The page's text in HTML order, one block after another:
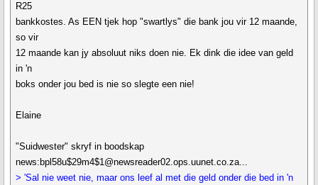
R25
bankkostes. As EEN tjek hop "swartlys" die bank jou vir 12 maande,
so vir
12 maande kan jy absoluut niks doen nie. Ek dink die idee van geld
in 'n
boks onder jou bed is nie so slegte een nie!
Elaine
"Suidwester" skryf in boodskap
news:bpl58u$29m4$1@newsreader02.ops.uunet.co.za...
> 'Sal nie weet nie, maar ons leef al met die geld onder die bed in 'n